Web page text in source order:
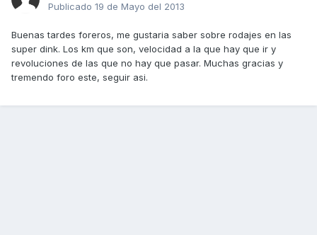
Publicado 19 de Mayo del 2013
Buenas tardes foreros, me gustaria saber sobre rodajes en las
super dink. Los km que son, velocidad a la que hay que ir y
revoluciones de las que no hay que pasar. Muchas gracias y
tremendo foro este, seguir asi.